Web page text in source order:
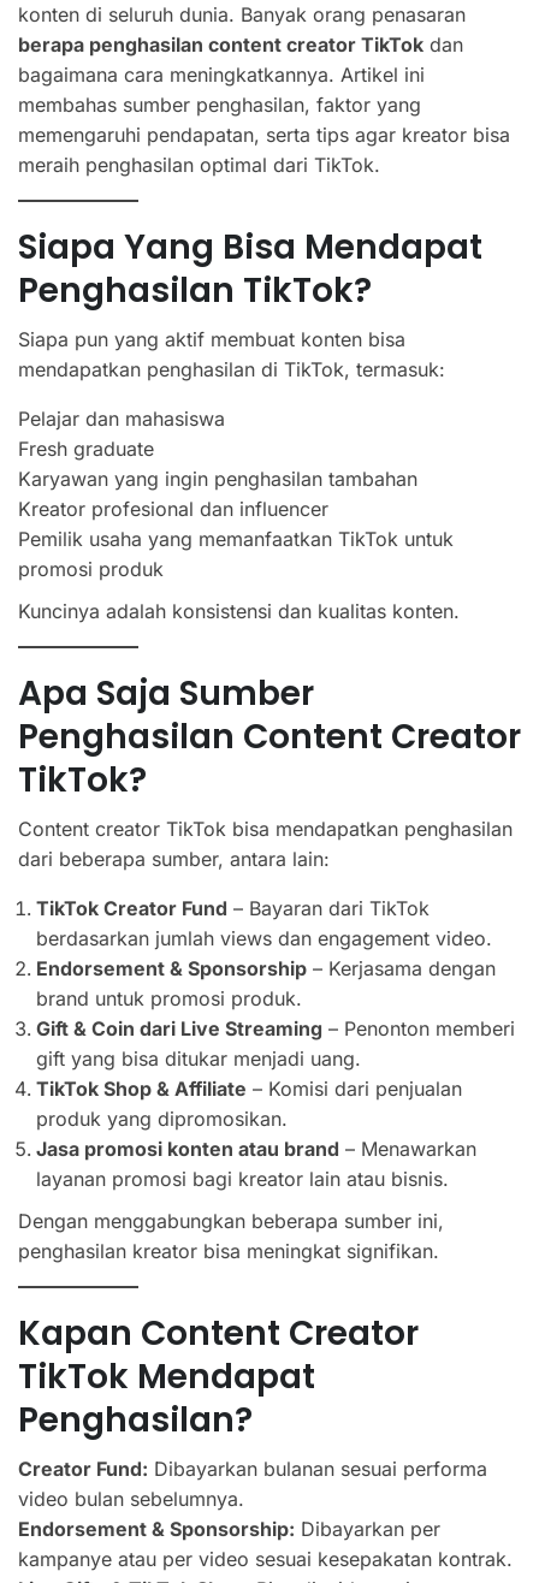
konten di seluruh dunia. Banyak orang penasaran
berapa penghasilan content creator TikTok dan
bagaimana cara meningkatkannya. Artikel ini
membahas sumber penghasilan, faktor yang
memengaruhi pendapatan, serta tips agar kreator bisa
meraih penghasilan optimal dari TikTok.
Siapa Yang Bisa Mendapat
Penghasilan TikTok?
Siapa pun yang aktif membuat konten bisa
mendapatkan penghasilan di TikTok, termasuk:
Pelajar dan mahasiswa
Fresh graduate
Karyawan yang ingin penghasilan tambahan
Kreator profesional dan influencer
Pemilik usaha yang memanfaatkan TikTok untuk
promosi produk
Kuncinya adalah konsistensi dan kualitas konten.
Apa Saja Sumber
Penghasilan Content Creator
TikTok?
Content creator TikTok bisa mendapatkan penghasilan
dari beberapa sumber, antara lain:
TikTok Creator Fund – Bayaran dari TikTok
berdasarkan jumlah views dan engagement video.
Endorsement & Sponsorship – Kerjasama dengan
brand untuk promosi produk.
Gift & Coin dari Live Streaming – Penonton memberi
gift yang bisa ditukar menjadi uang.
TikTok Shop & Affiliate – Komisi dari penjualan
produk yang dipromosikan.
Jasa promosi konten atau brand – Menawarkan
layanan promosi bagi kreator lain atau bisnis.
Dengan menggabungkan beberapa sumber ini,
penghasilan kreator bisa meningkat signifikan.
Kapan Content Creator
TikTok Mendapat
Penghasilan?
Creator Fund: Dibayarkan bulanan sesuai performa
video bulan sebelumnya.
Endorsement & Sponsorship: Dibayarkan per
kampanye atau per video sesuai kesepakatan kontrak.